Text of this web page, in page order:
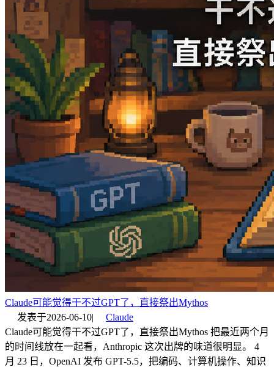
Claude可能觉得干不过GPT了，直接祭出Mythos
发表于2026-06-10|
Claude
Claude可能觉得干不过GPT了，直接祭出Mythos 把最近两个月
的时间线放在一起看，Anthropic 这次出牌的味道很明显。 4
月 23 日，OpenAI 发布 GPT-5.5，把编码、计算机操作、知识